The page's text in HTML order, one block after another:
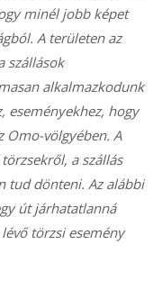
minél jobb képet
A területen az
szállások
alkalmazkodunk
eseményekhez, hogy
Omo-völgyében. A
a szállás
tud dönteni. Az alábbi
út járhatatlanná
törzsi esemény